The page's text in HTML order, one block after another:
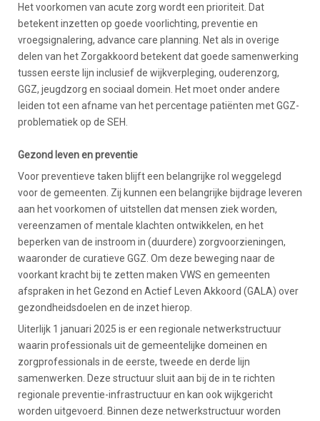
Het voorkomen van acute zorg wordt een prioriteit. Dat
betekent inzetten op goede voorlichting, preventie en
vroegsignalering, advance care planning. Net als in overige
delen van het Zorgakkoord betekent dat goede samenwerking
tussen eerste lijn inclusief de wijkverpleging, ouderenzorg,
GGZ, jeugdzorg en sociaal domein. Het moet onder andere
leiden tot een afname van het percentage patiënten met GGZ-
problematiek op de SEH.
Gezond leven en preventie
Voor preventieve taken blijft een belangrijke rol weggelegd
voor de gemeenten. Zij kunnen een belangrijke bijdrage leveren
aan het voorkomen of uitstellen dat mensen ziek worden,
vereenzamen of mentale klachten ontwikkelen, en het
beperken van de instroom in (duurdere) zorgvoorzieningen,
waaronder de curatieve GGZ. Om deze beweging naar de
voorkant kracht bij te zetten maken VWS en gemeenten
afspraken in het Gezond en Actief Leven Akkoord (GALA) over
gezondheidsdoelen en de inzet hierop.
Uiterlijk 1 januari 2025 is er een regionale netwerkstructuur
waarin professionals uit de gemeentelijke domeinen en
zorgprofessionals in de eerste, tweede en derde lijn
samenwerken. Deze structuur sluit aan bij de in te richten
regionale preventie-infrastructuur en kan ook wijkgericht
worden uitgevoerd. Binnen deze netwerkstructuur worden